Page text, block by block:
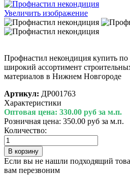
Увеличить изображение
Профнастил некондиция купить по
широкий ассортимент
материалов в Нижнем Новгороде
Артикул: ДР001763
Характеристики
Оптовая цена: 330.00 руб за м.п.
Розничная цена: 350.00 руб за м.п.
Количество:
Если вы не нашли подходящий
вам перезвоним